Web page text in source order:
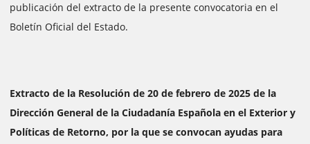
publicación del extracto de la presente convocatoria en el
Boletín Oficial del Estado.
Extracto de la Resolución de 20 de febrero de 2025 de la
Dirección General de la Ciudadanía Española en el Exterior y
Políticas de Retorno, por la que se convocan ayudas para